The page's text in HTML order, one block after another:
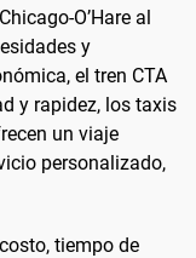
O’Hare al
y
el tren CTA
y rapidez, los taxis
un viaje
personalizado,
tiempo de